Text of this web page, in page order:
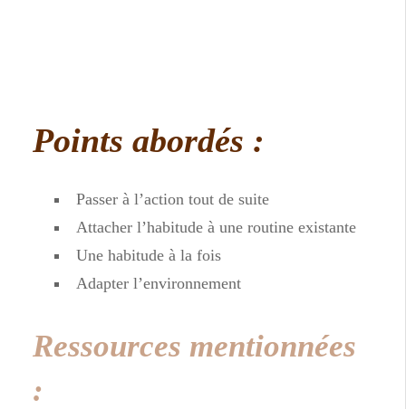
Points abordés :
Passer à l’action tout de suite
Attacher l’habitude à une routine existante
Une habitude à la fois
Adapter l’environnement
Ressources mentionnées
: